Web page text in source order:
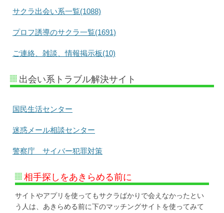
サクラ出会い系一覧(1088)
プロフ誘導のサクラ一覧(1691)
ご連絡、雑談、情報掲示板(10)
出会い系トラブル解決サイト
国民生活センター
迷惑メール相談センター
警察庁 サイバー犯罪対策
相手探しをあきらめる前に
サイトやアプリを使ってもサクラばかりで会えなかったとい
う人は、あきらめる前に下のマッチングサイトを使ってみて